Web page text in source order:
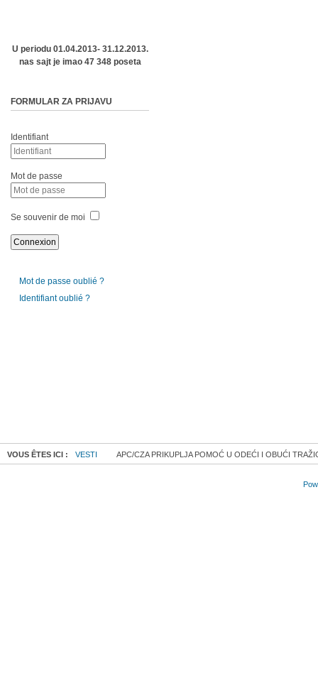
U periodu 01.04.2013- 31.12.2013.
nas sajt je imao 47 348 poseta
FORMULAR ZA PRIJAVU
Identifiant
Mot de passe
Se souvenir de moi
Mot de passe oublié ?
Identifiant oublié ?
VOUS ÊTES ICI : VESTI APC/CZA PRIKUPLJA POMOĆ U ODEĆI I OBUĆI